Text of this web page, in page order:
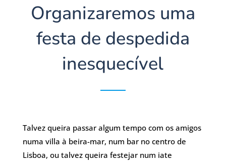
Organizaremos uma
festa de despedida
inesquecível
Talvez queira passar algum tempo com os amigos
numa villa à beira-mar, num bar no centro de
Lisboa, ou talvez queira festejar num iate